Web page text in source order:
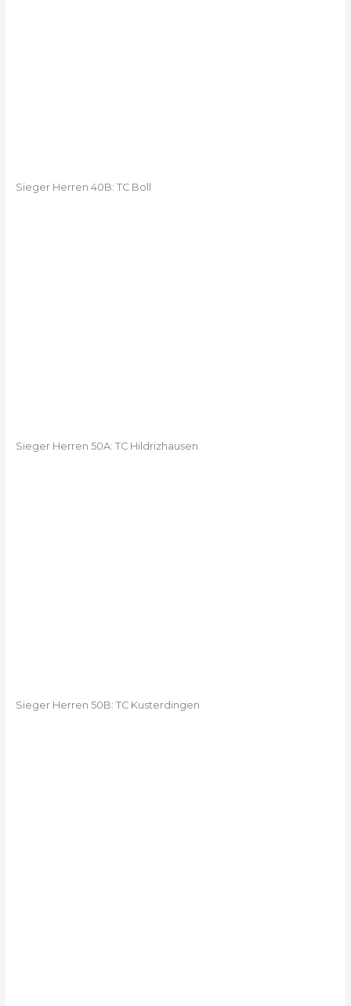
Sieger Herren 40B: TC Boll
Sieger Herren 50A: TC Hildrizhausen
Sieger Herren 50B: TC Kusterdingen